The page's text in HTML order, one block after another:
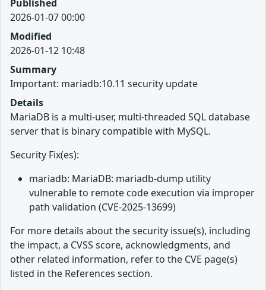
Published
2026-01-07 00:00
Modified
2026-01-12 10:48
Summary
Important: mariadb:10.11 security update
Details
MariaDB is a multi-user, multi-threaded SQL database
server that is binary compatible with MySQL.
Security Fix(es):
mariadb: MariaDB: mariadb-dump utility
vulnerable to remote code execution via improper
path validation (CVE-2025-13699)
For more details about the security issue(s), including
the impact, a CVSS score, acknowledgments, and
other related information, refer to the CVE page(s)
listed in the References section.